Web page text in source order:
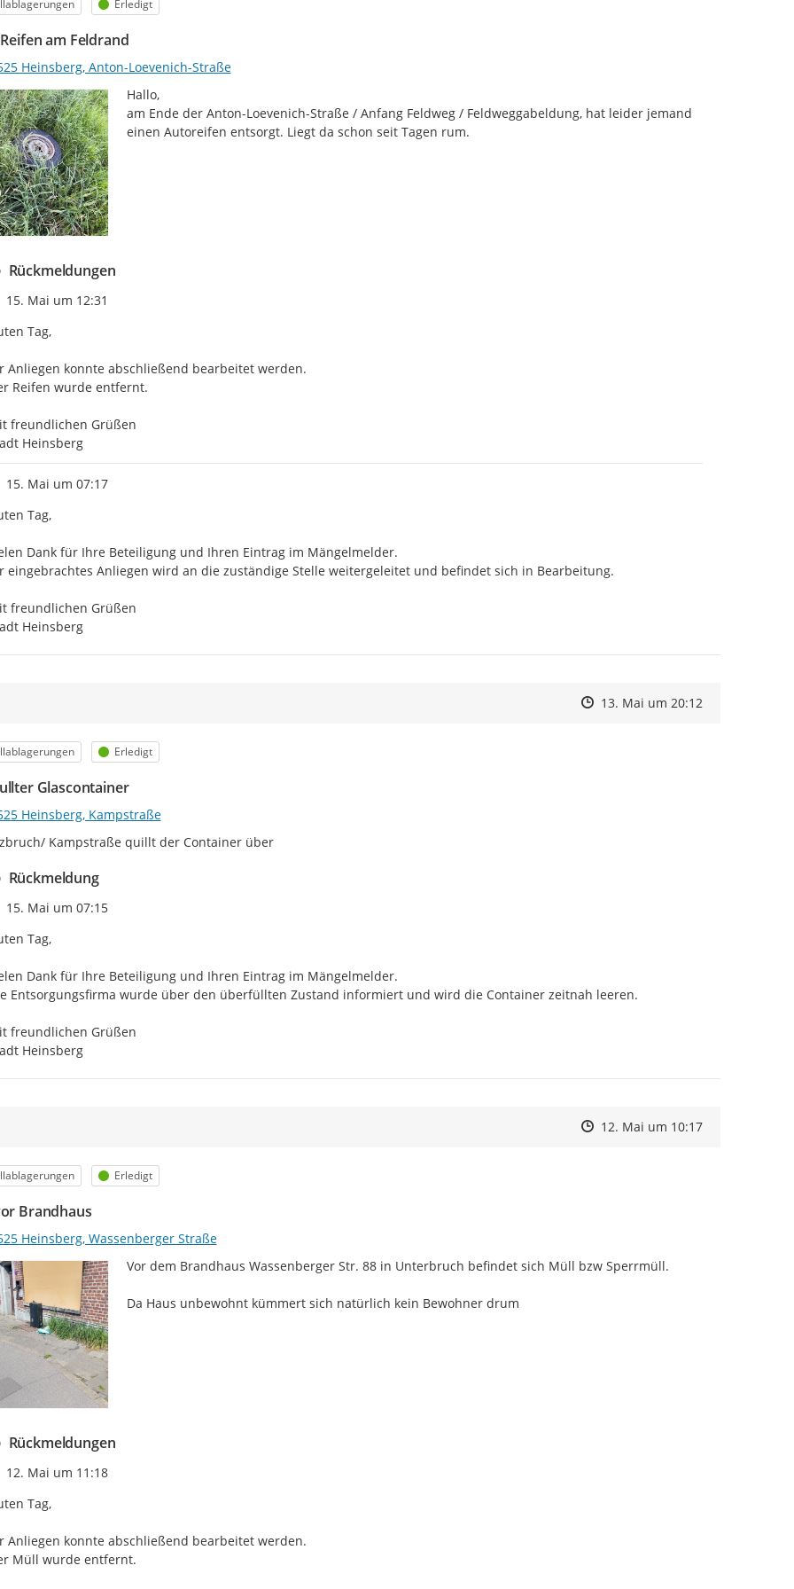
Status
Erledigt
am Feldrand
Heinsberg, Anton-Loevenich-Straße
Hallo,
am Ende der Anton-Loevenich-Straße / Anfang Feldweg / Feldweggabeldung, hat leider jemand
einen Autoreifen entsorgt. Liegt da schon seit Tagen rum.
Rückmeldungen
Zeitpunkt des Erstellens
15. Mai um 12:31
Tag,
Anliegen konnte abschließend bearbeitet werden.
Reifen wurde entfernt.
freundlichen Grüßen
Heinsberg
Zeitpunkt des Erstellens
15. Mai um 07:17
Tag,
Dank für Ihre Beteiligung und Ihren Eintrag im Mängelmelder.
eingebrachtes Anliegen wird an die zuständige Stelle weitergeleitet und befindet sich in Bearbeitung.
freundlichen Grüßen
Heinsberg
Zeitpunkt des Erstellens
Zeitpunkt des Erstellens
13. Mai um 20:12Zur Äußerung
Status
Erledigt
Glascontainer
Heinsberg, Kampstraße
Kampstraße quillt der Container über
Rückmeldung
Zeitpunkt des Erstellens
15. Mai um 07:15
Tag,
Dank für Ihre Beteiligung und Ihren Eintrag im Mängelmelder.
Entsorgungsfirma wurde über den überfüllten Zustand informiert und wird die Container zeitnah leeren.
freundlichen Grüßen
Heinsberg
Zeitpunkt des Erstellens
Zeitpunkt des Erstellens
12. Mai um 10:17Zur Äußerung
Status
Erledigt
Brandhaus
Heinsberg, Wassenberger Straße
Vor dem Brandhaus Wassenberger Str. 88 in Unterbruch befindet sich Müll bzw Sperrmüll.
Da Haus unbewohnt kümmert sich natürlich kein Bewohner drum
Rückmeldungen
Zeitpunkt des Erstellens
12. Mai um 11:18
Tag,
Anliegen konnte abschließend bearbeitet werden.
Müll wurde entfernt.